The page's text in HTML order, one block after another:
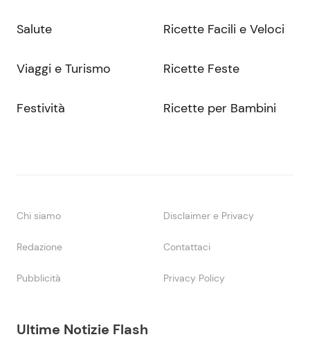
Ultime Notizie Flash
Salute
Viaggi e Turismo
Festività
Ricette Facili e Veloci
Ricette Feste
Ricette per Bambini
Chi siamo Disclaimer e Privacy
Redazione Contattaci
Pubblicità Privacy Policy